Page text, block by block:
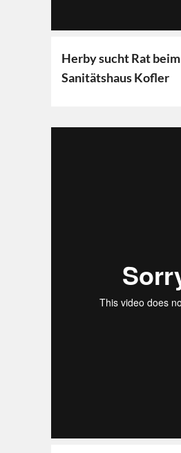
Herby sucht Rat beim
Sanitätshaus Kofler